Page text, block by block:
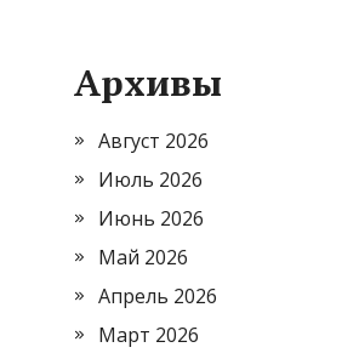
Архивы
Август 2026
Июль 2026
Июнь 2026
Май 2026
Апрель 2026
Март 2026